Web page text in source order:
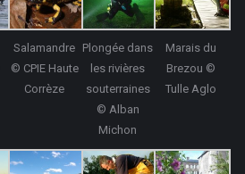
Salamandre
© CPIE Haute
Corrèze
Plongée dans
les rivières
souterraines
© Alban
Michon
Marais du
Brezou ©
Tulle Aglo